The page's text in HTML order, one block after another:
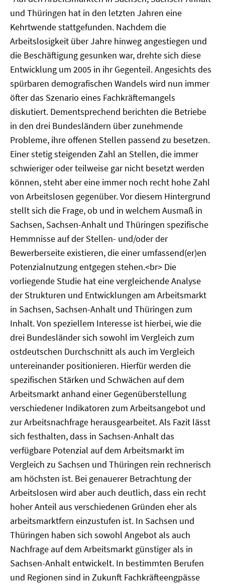
und Thüringen hat in den letzten Jahren eine
Kehrtwende stattgefunden. Nachdem die
Arbeitslosigkeit über Jahre hinweg angestiegen und
die Beschäftigung gesunken war, drehte sich diese
Entwicklung um 2005 in ihr Gegenteil. Angesichts des
spürbaren demografischen Wandels wird nun immer
öfter das Szenario eines Fachkräftemangels
diskutiert. Dementsprechend berichten die Betriebe
in den drei Bundesländern über zunehmende
Probleme, ihre offenen Stellen passend zu besetzen.
Einer stetig steigenden Zahl an Stellen, die immer
schwieriger oder teilweise gar nicht besetzt werden
können, steht aber eine immer noch recht hohe Zahl
von Arbeitslosen gegenüber. Vor diesem Hintergrund
stellt sich die Frage, ob und in welchem Ausmaß in
Sachsen, Sachsen-Anhalt und Thüringen spezifische
Hemmnisse auf der Stellen- und/oder der
Bewerberseite existieren, die einer umfassend(er)en
Potenzialnutzung entgegen stehen.<br> Die
vorliegende Studie hat eine vergleichende Analyse
der Strukturen und Entwicklungen am Arbeitsmarkt
in Sachsen, Sachsen-Anhalt und Thüringen zum
Inhalt. Von speziellem Interesse ist hierbei, wie die
drei Bundesländer sich sowohl im Vergleich zum
ostdeutschen Durchschnitt als auch im Vergleich
untereinander positionieren. Hierfür werden die
spezifischen Stärken und Schwächen auf dem
Arbeitsmarkt anhand einer Gegenüberstellung
verschiedener Indikatoren zum Arbeitsangebot und
zur Arbeitsnachfrage herausgearbeitet. Als Fazit lässt
sich festhalten, dass in Sachsen-Anhalt das
verfügbare Potenzial auf dem Arbeitsmarkt im
Vergleich zu Sachsen und Thüringen rein rechnerisch
am höchsten ist. Bei genauerer Betrachtung der
Arbeitslosen wird aber auch deutlich, dass ein recht
hoher Anteil aus verschiedenen Gründen eher als
arbeitsmarktfern einzustufen ist. In Sachsen und
Thüringen haben sich sowohl Angebot als auch
Nachfrage auf dem Arbeitsmarkt günstiger als in
Sachsen-Anhalt entwickelt. In bestimmten Berufen
und Regionen sind in Zukunft Fachkräfteengpässe